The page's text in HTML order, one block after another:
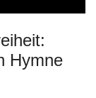
Hymne